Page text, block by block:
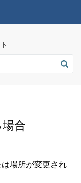
合
場所が変更され